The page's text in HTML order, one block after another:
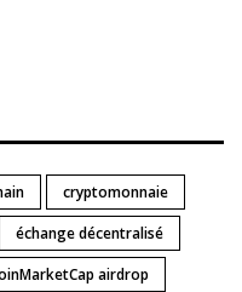
cryptomonnaie
échange décentralisé
airdrop